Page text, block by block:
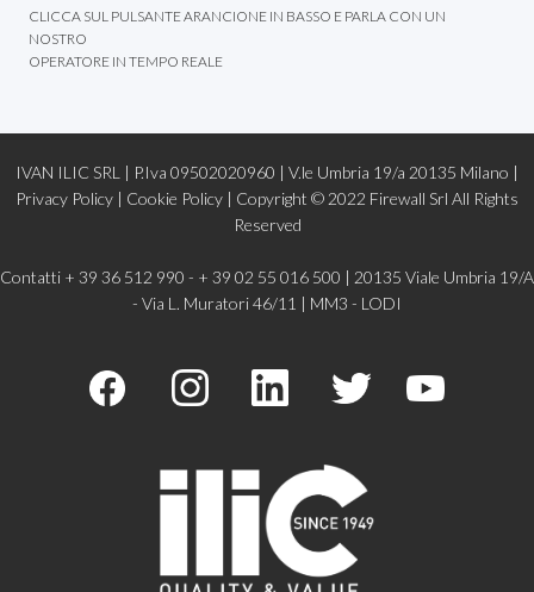
CLICCA SUL PULSANTE ARANCIONE IN BASSO E PARLA CON UN
NOSTRO
OPERATORE IN TEMPO REALE
IVAN ILIC SRL | P.Iva 09502020960 | V.le Umbria 19/a 20135 Milano |
Privacy Policy | Cookie Policy | Copyright © 2022 Firewall Srl All Rights
Reserved
Contatti + 39 36 512 990 - + 39 02 55 016 500 | 20135 Viale Umbria 19/A
- Via L. Muratori 46/11 | MM3 - LODI